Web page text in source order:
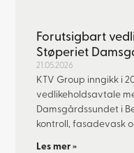
Forutsigbart
Støperiet
21.05.2026
KTV Group inngikk i
vedlikeholdsavtale
Damsgårdssundet i
kontroll, fasadevask
Les mer »